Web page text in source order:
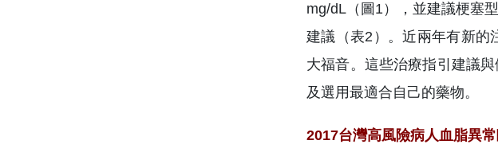
mg/dL（圖1），並建議梗塞
建議（表2）。近兩年有新的
大福音。這些治療指引建議
及選用最適合自己的藥物。
2017台灣高風險病人血脂異常